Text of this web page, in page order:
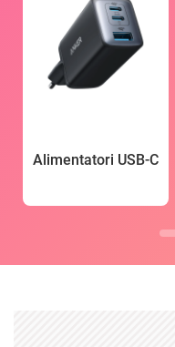
Alimentatori USB-C